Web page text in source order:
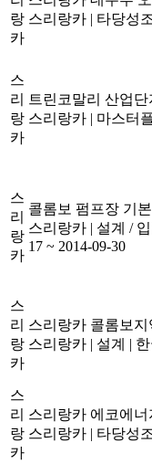
랑
카
스리랑카 | 타당성
스
리
랑
카
트린코말리 산업
스리랑카 | 마스터
스
리
랑
카
콜롬보 펌프장 기
스리랑카 | 설계 /
17 ~ 2014-09-30
스
리
랑
카
스리랑카 콜롬보
스리랑카 | 설계 |
스
리
랑
카
스리랑카 에코에
스리랑카 | 타당성